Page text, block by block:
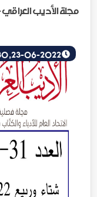
مجلة الأديب العراقي -